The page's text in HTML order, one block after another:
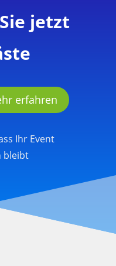
jetzt
erfahren
Ihr Event
bleibt